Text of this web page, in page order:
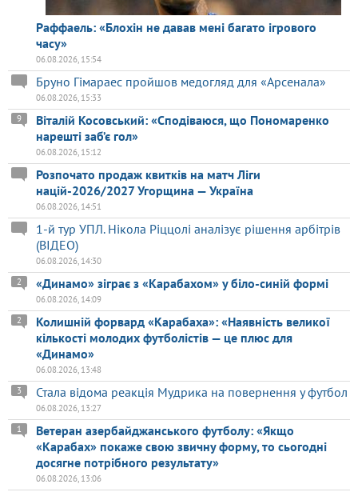
Раффаель: «Блохін не давав мені багато ігрового
часу»
06.08.2026, 15:54
Бруно Гімараес пройшов медогляд для «Арсенала»
06.08.2026, 15:33
Віталій Косовський: «Сподіваюся, що Пономаренко
нарешті заб’є гол»
9
06.08.2026, 15:12
Розпочато продаж квитків на матч Ліги
націй-2026/2027 Угорщина — Україна
06.08.2026, 14:51
1-й тур УПЛ. Нікола Ріццолі аналізує рішення арбітрів
(ВІДЕО)
06.08.2026, 14:30
«Динамо» зіграє з «Карабахом» у біло-синій формі
2
06.08.2026, 14:09
Колишній форвард «Карабаха»: «Наявність великої
кількості молодих футболістів — це плюс для
«Динамо»
2
06.08.2026, 13:48
Стала відома реакція Мудрика на повернення у футбол
3
06.08.2026, 13:27
Ветеран азербайджанського футболу: «Якщо
«Карабах» покаже свою звичну форму, то сьогодні
досягне потрібного результату»
1
06.08.2026, 13:06